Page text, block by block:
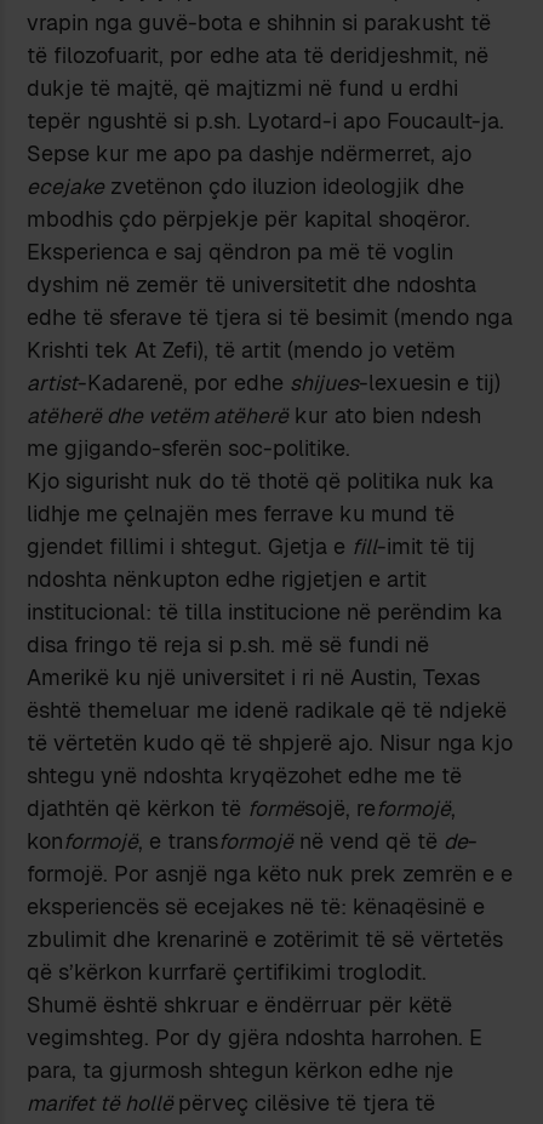
vrapin nga guvë-bota e shihnin si parakusht të
të filozofuarit, por edhe ata të deridjeshmit, në
dukje të majtë, që majtizmi në fund u erdhi
tepër ngushtë si p.sh. Lyotard-i apo Foucault-ja.
Sepse kur me apo pa dashje ndërmerret, ajo
ecejake zvetënon çdo iluzion ideologjik dhe
mbodhis çdo përpjekje për kapital shoqëror.
Eksperienca e saj qëndron pa më të voglin
dyshim në zemër të universitetit dhe ndoshta
edhe të sferave të tjera si të besimit (mendo nga
Krishti tek At Zefi), të artit (mendo jo vetëm
artist-Kadarenë, por edhe shijues-lexuesin e tij)
atëherë dhe vetëm atëherë kur ato bien ndesh
me gjigando-sferën soc-politike.
Kjo sigurisht nuk do të thotë që politika nuk ka
lidhje me çelnajën mes ferrave ku mund të
gjendet fillimi i shtegut. Gjetja e fill-imit të tij
ndoshta nënkupton edhe rigjetjen e artit
institucional: të tilla institucione në perëndim ka
disa fringo të reja si p.sh. më së fundi në
Amerikë ku një universitet i ri në Austin, Texas
është themeluar me idenë radikale që të ndjekë
të vërtetën kudo që të shpjerë ajo. Nisur nga kjo
shtegu ynë ndoshta kryqëzohet edhe me të
djathtën që kërkon të formësojë, reformojë,
konformojë, e transformojë në vend që të de-
formojë. Por asnjë nga këto nuk prek zemrën e e
eksperiencës së ecejakes në të: kënaqësinë e
zbulimit dhe krenarinë e zotërimit të së vërtetës
që s’kërkon kurrfarë çertifikimi troglodit.
Shumë është shkruar e ëndërruar për këtë
vegimshteg. Por dy gjëra ndoshta harrohen. E
para, ta gjurmosh shtegun kërkon edhe nje
marifet të hollë përveç cilësive të tjera të